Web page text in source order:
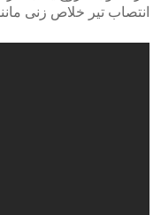
انتصاب تیر خلاص زنی